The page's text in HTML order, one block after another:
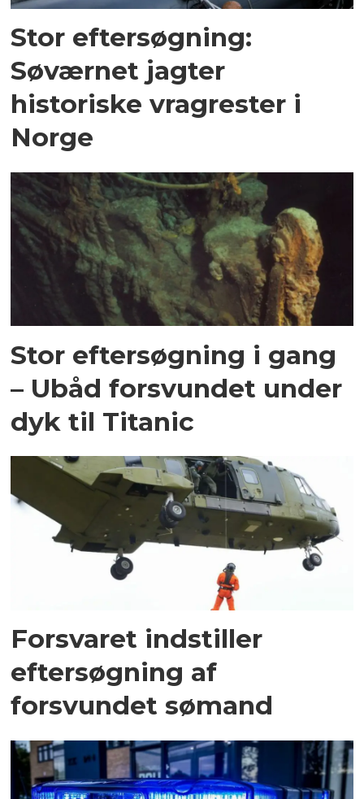
Stor eftersøgning:
Søværnet jagter
historiske vragrester i
Norge
Stor eftersøgning i gang
– Ubåd forsvundet under
dyk til Titanic
Forsvaret indstiller
eftersøgning af
forsvundet sømand